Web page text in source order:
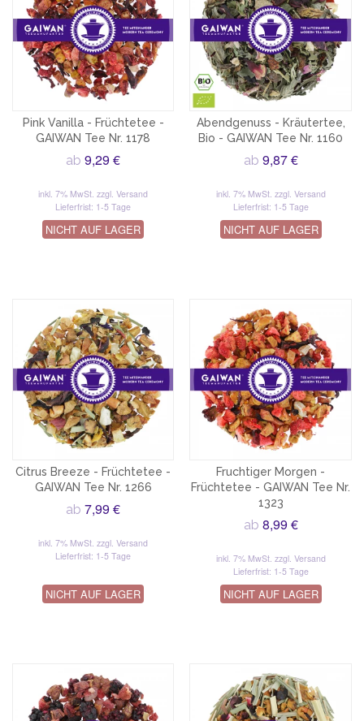
Pink Vanilla - Früchtetee -
GAIWAN Tee Nr. 1178
ab9,29 €
inkl. 7% MwSt.zzgl. Versand
Lieferfrist: 1-5 Tage
NICHT AUF LAGER
Abendgenuss - Kräutertee,
Bio - GAIWAN Tee Nr. 1160
ab 9,87 €
inkl. 7% MwSt. zzgl. Versand
Lieferfrist: 1-5 Tage
NICHT AUF LAGER
Citrus Breeze - Früchtetee -
GAIWAN Tee Nr. 1266
ab7,99 €
inkl. 7% MwSt.zzgl. Versand
Lieferfrist: 1-5 Tage
NICHT AUF LAGER
Fruchtiger Morgen -
Früchtetee - GAIWAN Tee Nr.
1323
ab 8,99 €
inkl. 7% MwSt. zzgl. Versand
Lieferfrist: 1-5 Tage
NICHT AUF LAGER